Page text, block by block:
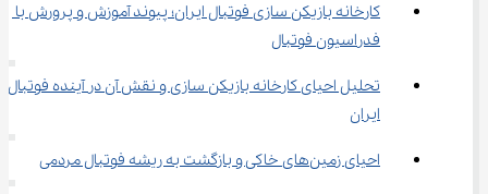
کارخانه بازیکن سازی فوتبال ایران؛ پیوند آموزش و پرورش با
فدراسیون فوتبال
تحلیل احیای کارخانه بازیکن سازی و نقش آن در آینده فوتبال
ایران
احیای زمین‌های خاکی و بازگشت به ریشه فوتبال مردمی